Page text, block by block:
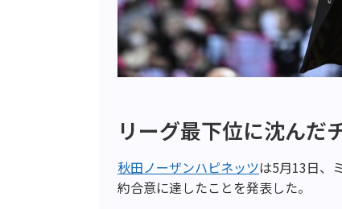
リーグ最下位に沈んだ
秋田ノーザンハピネッツは5月13日、
約合意に達したことを発表した。